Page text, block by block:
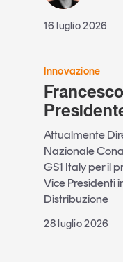
16 luglio 2026
Innovazione
Attualmente
Nazionale
GS1 Italy per il
Vice Presidenti
Distribuzione
28 luglio 2026